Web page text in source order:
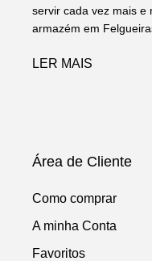
servir cada vez mais e
armazém em
LER MAIS
Área de Cliente
Como comprar
A minha Conta
Favoritos